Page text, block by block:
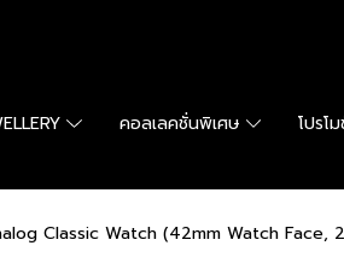
คอลเลคชั่นพิเศษ โปรโ
Classic Watch (42mm Watch Face,